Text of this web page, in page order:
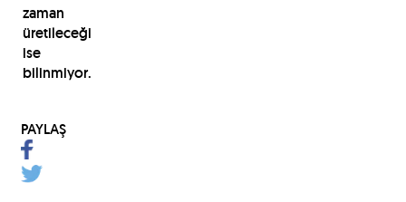
zaman
üretileceği
ise
bilinmiyor.
PAYLAŞ